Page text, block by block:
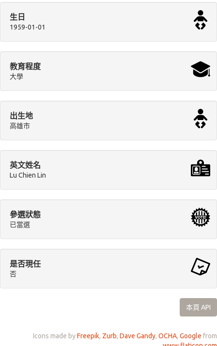
生日
1959-01-01
教育程度
大學
出生地
高雄市
英文姓名
Lu Chien Lin
參選狀態
已當選
是否現任
否
本頁 API
Icons made byFreepik, Zurb, Dave Gandy, OCHA, Google from